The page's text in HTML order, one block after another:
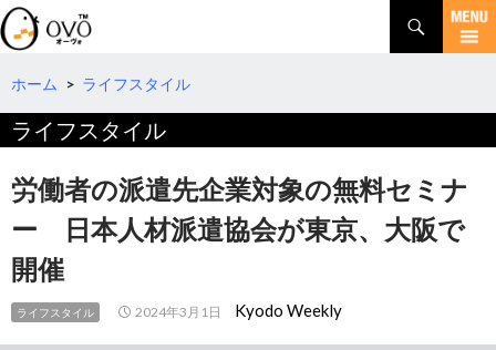
検
索
コ
テ
ツ
へ
動
ホーム > ライフスタイル
ライフスタイル
労働者の派遣先企業対象の無料セミナ
ー 日本人材派遣協会が東京、大阪で
開催
ライフスタイル 2024年3月1日 Kyodo Weekly